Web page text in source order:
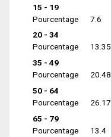
15 - 19
Pourcentage
7.6
20 - 34
Pourcentage
13.35
35 - 49
Pourcentage
20.48
50 - 64
Pourcentage
26.17
65 - 79
Pourcentage
13.4